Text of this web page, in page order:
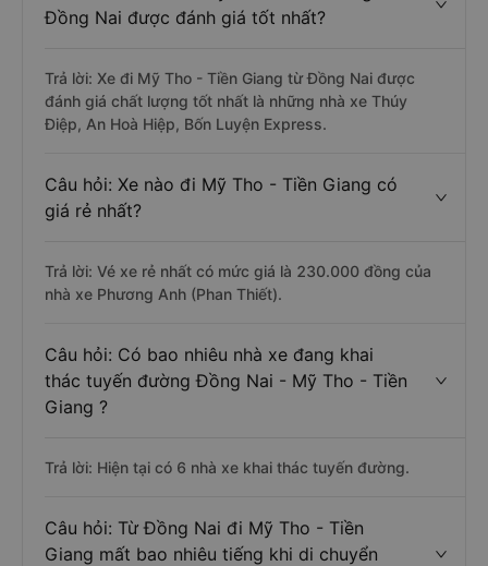
Đồng Nai được đánh giá tốt nhất?
Trả lời: Xe đi Mỹ Tho - Tiền Giang từ Đồng Nai được
đánh giá chất lượng tốt nhất là những nhà xe Thúy
Điệp, An Hoà Hiệp, Bốn Luyện Express.
Câu hỏi: Xe nào đi Mỹ Tho - Tiền Giang có
giá rẻ nhất?
Trả lời: Vé xe rẻ nhất có mức giá là 230.000 đồng của
nhà xe Phương Anh (Phan Thiết).
Câu hỏi: Có bao nhiêu nhà xe đang khai
thác tuyến đường Đồng Nai - Mỹ Tho - Tiền
Giang ?
Trả lời: Hiện tại có 6 nhà xe khai thác tuyến đường.
Câu hỏi: Từ Đồng Nai đi Mỹ Tho - Tiền
Giang mất bao nhiêu tiếng khi di chuyển